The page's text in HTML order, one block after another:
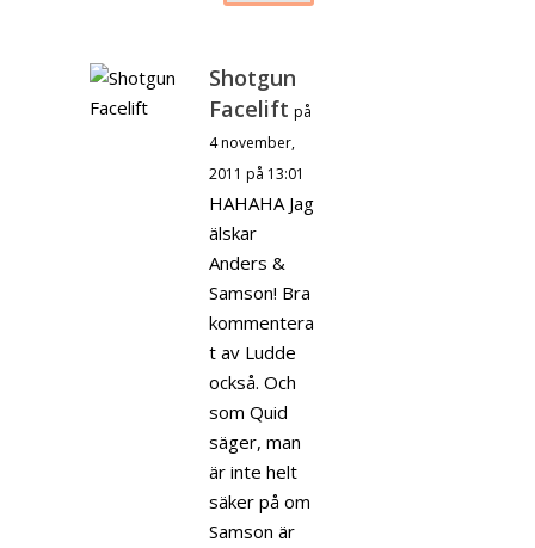
Shotgun
Facelift på
4 november,
2011 på 13:01
HAHAHA Jag
älskar
Anders &
Samson! Bra
kommentera
t av Ludde
också. Och
som Quid
säger, man
är inte helt
säker på om
Samson är